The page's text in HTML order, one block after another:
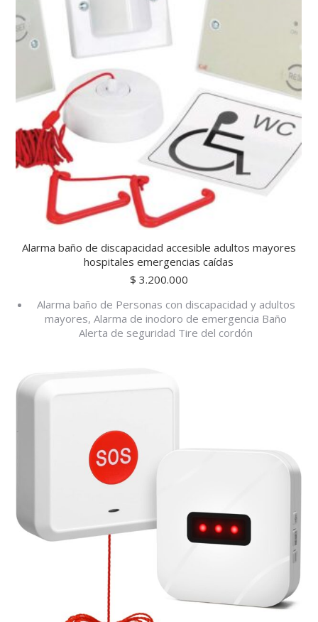
Alarma baño de discapacidad accesible adultos mayores
hospitales emergencias caídas
$ 3.200.000
Alarma baño de Personas con discapacidad y adultos
mayores, Alarma de inodoro de emergencia Baño
Alerta de seguridad Tire del cordón